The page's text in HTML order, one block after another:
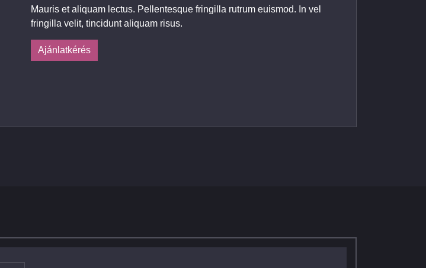
Mauris et aliquam lectus. Pellentesque fringilla rutrum euismod. In vel
fringilla velit, tincidunt aliquam risus.
Ajánlatkérés